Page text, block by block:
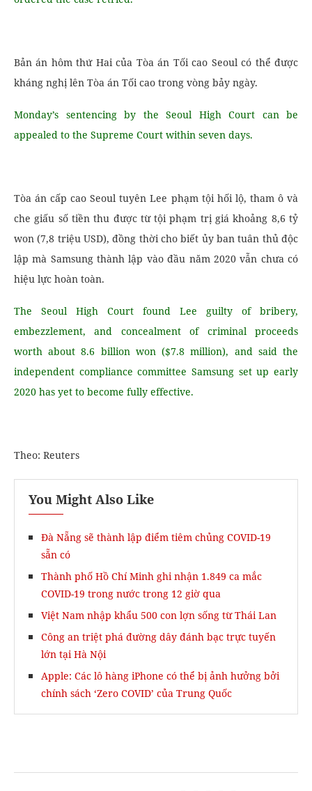
Bản án hôm thứ Hai của Tòa án Tối cao Seoul có thể được
kháng nghị lên Tòa án Tối cao trong vòng bảy ngày.
Monday’s sentencing by the Seoul High Court can be
appealed to the Supreme Court within seven days.
Tòa án cấp cao Seoul tuyên Lee phạm tội hối lộ, tham ô và
che giấu số tiền thu được từ tội phạm trị giá khoảng 8,6 tỷ
won (7,8 triệu USD), đồng thời cho biết ủy ban tuân thủ độc
lập mà Samsung thành lập vào đầu năm 2020 vẫn chưa có
hiệu lực hoàn toàn.
The Seoul High Court found Lee guilty of bribery,
embezzlement, and concealment of criminal proceeds
worth about 8.6 billion won ($7.8 million), and said the
independent compliance committee Samsung set up early
2020 has yet to become fully effective.
Theo: Reuters
You Might Also Like
Đà Nẵng sẽ thành lập điểm tiêm chủng COVID-19
sẵn có
Thành phố Hồ Chí Minh ghi nhận 1.849 ca mắc
COVID-19 trong nước trong 12 giờ qua
Việt Nam nhập khẩu 500 con lợn sống từ Thái Lan
Công an triệt phá đường dây đánh bạc trực tuyến
lớn tại Hà Nội
Apple: Các lô hàng iPhone có thể bị ảnh hưởng bởi
chính sách ‘Zero COVID’ của Trung Quốc